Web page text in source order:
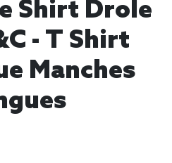
Shirt Drole
- T Shirt
Manches